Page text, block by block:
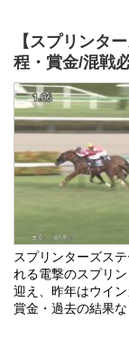
【スプリンタ
程・賞金/混戦
スプリンターズス
れる電撃のスプリ
迎え、昨年はウイ
賞金・過去の結果